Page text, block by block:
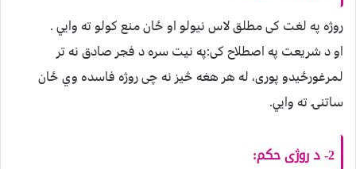
روژه په لغت کی مطلق ﻻس نيولو او ځان منع کولو ته وايي .
او د شريعت په اصطلاح کی:په نيت سره د فجر صادق نه تر
لمرغورځيدو پوری، له هر هغه څيز نه چی روژه فاسده وي ځان
ساتنۍ ته وايي.
2- د روژی حکم: